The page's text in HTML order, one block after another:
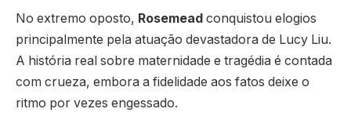
No extremo oposto, Rosemead conquistou elogios
principalmente pela atuação devastadora de Lucy Liu.
A história real sobre maternidade e tragédia é contada
com crueza, embora a fidelidade aos fatos deixe o
ritmo por vezes engessado.